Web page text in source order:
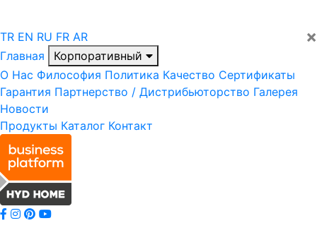
×
TR EN RU FR AR
Главная
Корпоративный
О Нас Философия Политика Качество Сертификаты
Гарантия Партнерство / Дистрибьюторство Галерея
Новости
Продукты Каталог Контакт